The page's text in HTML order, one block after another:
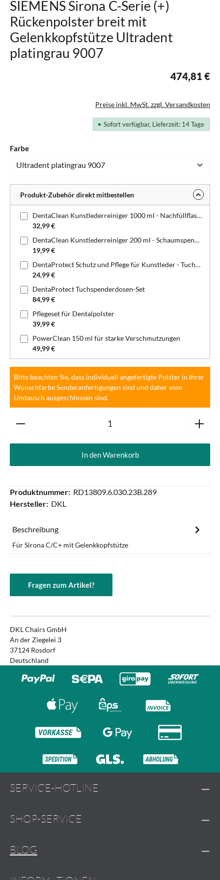
SIEMENS Sirona C-Serie (+)
Rückenpolster breit mit
Gelenkkopfstütze Ultradent
platingrau 9007
474,81 €
Preise inkl. MwSt. zzgl. Versandkosten
Sofort verfügbar, Lieferzeit: 14 Tage
Farbeauswählen
Produkt-Zubehör direkt mitbestellen
DentaClean Kunstlederreiniger 1000 ml - Nachfüllflasche
32,99 €
DentaClean Kunstlederreiniger 200 ml - Schaumspenderflasche
19,99 €
DentaProtect Schutz und Pflege für Kunstleder - Tuchspenderdose
24,99 €
DentaProtect Tuchspenderdosen-Set
84,99 €
Pflegeset für Dentalpolster
39,99 €
PowerClean 150 ml für starke Verschmutzungen
49,99 €
Bitte beachten Sie, dass individuell angefertigte Polster in Ihrer
Wunschfarbe Sonderanfertigungen sind und daher vom
Umtausch ausgeschlossen sind.
Produkt Anzahl: Gib den gewünschten Wert ein oder
In den Warenkorb
Produktnummer: RD13809.6.030.23B.289
Hersteller: DKL
Beschreibung
Für Sirona C/C+ mit Gelenkkopfstütze
Fragen zum Artikel?
DKL Chairs GmbH
An der Ziegelei 3
37124 Rosdorf
Deutschland
SERVICE-HOTLINE
SHOP-SERVICE
BLOG